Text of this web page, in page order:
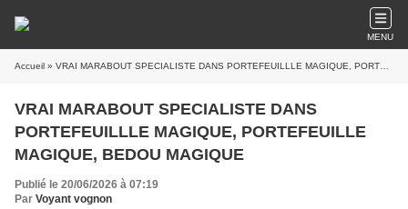
MENU
Accueil » VRAI MARABOUT SPECIALISTE DANS PORTEFEUILLLE MAGIQUE, PORTEFEUILLE MAGIQUE, BEDOU MAGIQUE
VRAI MARABOUT SPECIALISTE DANS
PORTEFEUILLLE MAGIQUE, PORTEFEUILLE
MAGIQUE, BEDOU MAGIQUE
Publié le 20/06/2026 à 07:19
Par Voyant vognon